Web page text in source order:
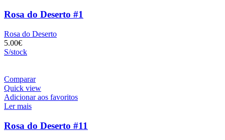
Rosa do Deserto #1
Rosa do Deserto
5.00€
S/stock
Comparar
Quick view
Adicionar aos favoritos
Ler mais
Rosa do Deserto #11